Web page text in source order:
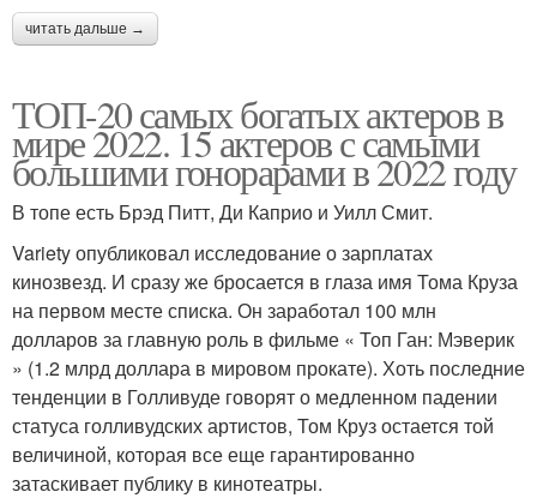
читать дальше →
ТОП-20 самых богатых актеров в
мире 2022. 15 актеров с самыми
большими гонорарами в 2022 году
В топе есть Брэд Питт, Ди Каприо и Уилл Смит.
Variety опубликовал исследование о зарплатах
кинозвезд. И сразу же бросается в глаза имя Тома Круза
на первом месте списка. Он заработал 100 млн
долларов за главную роль в фильме « Топ Ган: Мэверик
» (1.2 млрд доллара в мировом прокате). Хоть последние
тенденции в Голливуде говорят о медленном падении
статуса голливудских артистов, ​​Том Круз остается той
величиной, которая все еще гарантированно
затаскивает публику в кинотеатры.